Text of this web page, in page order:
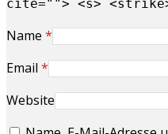
cite=""> <s>
Name *
Email *
Website